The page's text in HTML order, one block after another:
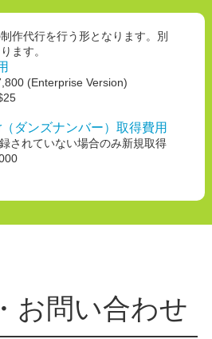
作代行を行う形となります。別
ます。
(Enterprise Version)
ダンズナンバー）取得費用
されていない場合のみ新規取得
お問い合わせ